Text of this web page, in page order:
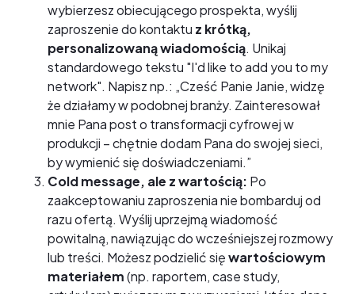
wybierzesz obiecującego prospekta, wyślij
zaproszenie do kontaktu z krótką,
personalizowaną wiadomością. Unikaj
standardowego tekstu "I'd like to add you to my
network". Napisz np.: „Cześć Panie Janie, widzę
że działamy w podobnej branży. Zainteresował
mnie Pana post o transformacji cyfrowej w
produkcji – chętnie dodam Pana do swojej sieci,
by wymienić się doświadczeniami.”
Cold message, ale z wartością: Po
zaakceptowaniu zaproszenia nie bombarduj od
razu ofertą. Wyślij uprzejmą wiadomość
powitalną, nawiązując do wcześniejszej rozmowy
lub treści. Możesz podzielić sięwartościowym
materiałem(np. raportem, case study,